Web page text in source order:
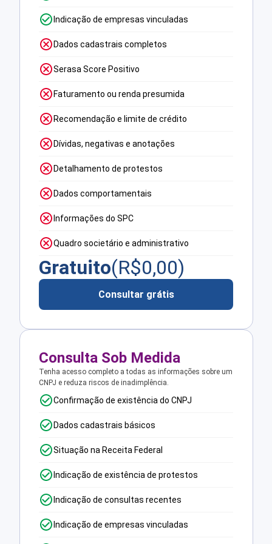
Indicação de empresas vinculadas
Dados cadastrais completos
Serasa Score Positivo
Faturamento ou renda presumida
Recomendação e limite de crédito
Dívidas, negativas e anotações
Detalhamento de protestos
Dados comportamentais
Informações do SPC
Quadro societário e administrativo
Gratuito(R$0,00)
Consultar grátis
Consulta Sob Medida
Tenha acesso completo a todas as informações sobre um
CNPJ e reduza riscos de inadimplência.
Confirmação de existência do CNPJ
Dados cadastrais básicos
Situação na Receita Federal
Indicação de existência de protestos
Indicação de consultas recentes
Indicação de empresas vinculadas